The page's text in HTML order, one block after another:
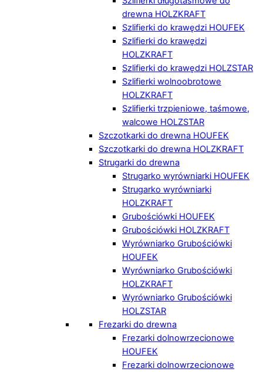
drewna HOLZKRAFT
Szlifierki do krawędzi HOUFEK
Szlifierki do krawędzi
HOLZKRAFT
Szlifierki do krawędzi HOLZSTAR
Szlifierki wolnoobrotowe
HOLZKRAFT
Szlifierki trzpieniowe, taśmowe,
walcowe HOLZSTAR
Szczotkarki do drewna HOUFEK
Szczotkarki do drewna HOLZKRAFT
Strugarki do drewna
Strugarko wyrówniarki HOUFEK
Strugarko wyrówniarki
HOLZKRAFT
Grubościówki HOUFEK
Grubościówki HOLZKRAFT
Wyrówniarko Grubościówki
HOUFEK
Wyrówniarko Grubościówki
HOLZKRAFT
Wyrówniarko Grubościówki
HOLZSTAR
Frezarki do drewna
Frezarki dolnowrzecionowe
HOUFEK
Frezarki dolnowrzecionowe